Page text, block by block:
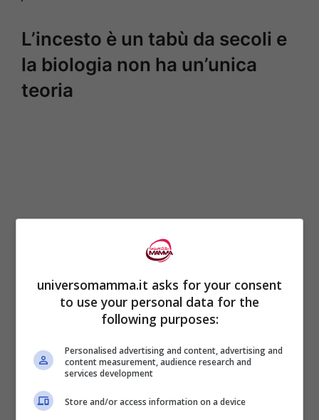
L’incesto è un tabù da secoli e
la biologia non ha un’unica
teoria
incesto è un tabù antico
religione. Da un punto di vistabiologico i
pareri sono discordanti:
universomamma.it asks for your consent
to use your personal data for the
following purposes:
Personalised advertising and content, advertising and
content measurement, audience research and
services development
Store and/or access information on a device